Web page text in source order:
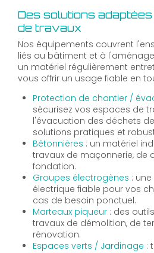
Des solutions
de travaux
Nos équipements couvrent
liés au bâtiment et à
un matériel régulièrement
vous offrir un usage fiable en
Protection de chantier /
sécurisez vos espaces de
l'évacuation des déchets
solutions pratiques et
Bétonnières : un matériel
travaux de maçonnerie, de
fondation.
Groupes électrogènes :
électrique fiable pour vos
cas de besoin ponctuel.
Marteaux piqueur : des
travaux de démolition, de
rénovation.
Espaces verts / Jardinage :